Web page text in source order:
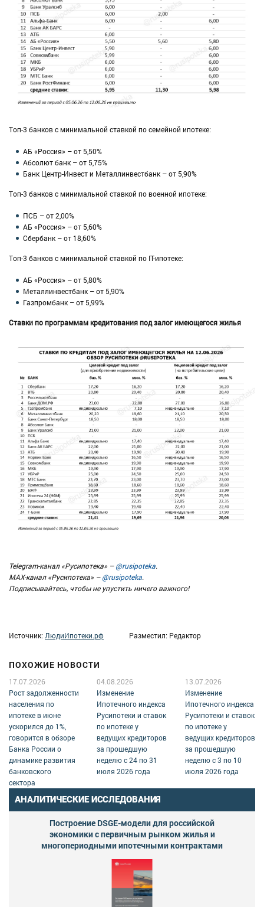
Топ-3 банков с минимальной ставкой по семейной ипотеке:
АБ «Россия» – от 5,50%
Абсолют банк – от 5,75%
Банк Центр-Инвест и Металлинвестбанк – от 5,90%
Топ-3 банков с минимальной ставкой по военной ипотеке:
ПСБ – от 2,00%
АБ «Россия» – от 5,60%
Сбербанк – от 18,60%
Топ-3 банков с минимальной ставкой по IT-ипотеке:
АБ «Россия» – от 5,80%
Металлинвестбанк – от 5,90%
Газпромбанк – от 5,99%
Ставки по программам кредитования под залог имеющегося жилья
Telegram-канал «Русипотека» –@rusipoteka.
MAX-канал «Русипотека» –@rusipoteka.
Подписывайтесь, чтобы не упустить ничего важного!
Источник: ЛюдиИпотеки.рф Разместил: Редактор
ПОХОЖИЕ НОВОСТИ
17.07.2026
Рост задолженности
населения по
ипотеке в июне
ускорился до 1%,
говорится в обзоре
Банка России о
динамике развития
банковского
сектора
04.08.2026
Изменение
Ипотечного индекса
Русипотеки и ставок
по ипотеке у
ведущих кредиторов
за прошедшую
неделю с 24 по 31
июля 2026 года
13.07.2026
Изменение
Ипотечного индекса
Русипотеки и ставок
по ипотеке у
ведущих кредиторов
за прошедшую
неделю с 3 по 10
июля 2026 года
АНАЛИТИЧЕСКИЕ ИССЛЕДОВАНИЯ
Построение DSGE-модели для российской
экономики с первичным рынком жилья и
многопериодными ипотечными контрактами